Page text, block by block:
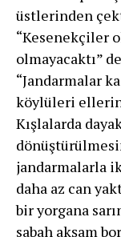
üstlerinden
“Kesenekçiler
olmayacaktı”
“Jandarmalar
köylüleri
Kışlalarda
jandarmalarla
daha az can
bir yor­gana
sabah ak­şam